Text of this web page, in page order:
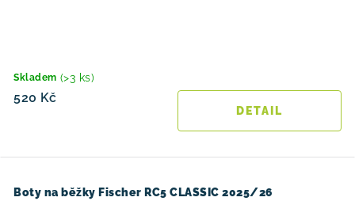
Skladem (>3 ks)
520 Kč
Boty na běžky Fischer RC5 CLASSIC 2025/26